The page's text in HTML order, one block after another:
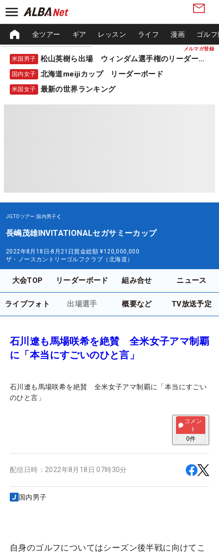
メルマガ登録
全ツアー ギア レッスン ライフ 漫画 ゴル
米国男子 松山英樹ら出場 ウィンダム選手権のリーダーボード
国内女子 北海道meijiカップ リーダーボード
米国女子 最新の世界ランキング
JGTOツアー 国内男子
長嶋茂雄INVITATIONALセガサミーカップ
2022年8月18日-8月21日賞金総額 ¥120,000,000
ザ・ノースカントリーゴルフクラブ（北海道）
大会TOP リーダーボード 組み合せ ニュース
ライブフォト 出場選手 概要など TV放送予定
石川遼も馬場咲希を絶賛 全米女子アマ制覇
に「本当にすごいのひと言」
石川遼も馬場咲希を絶賛 全米女子アマ制覇に「本当にすごい
のひと言」
コメン
ト
0件
配信日時： 2022年8月18日 07時30分
国内男子
自身のゴルフについてはシーズン後半戦に向けてこ